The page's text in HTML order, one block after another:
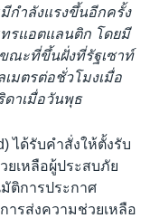
กำลังแรงขึ้นอีกครั้ง
รแอตแลนติก โดยมี
ณะที่ขึ้นฝั่งที่รัฐเซาท์
มตรต่อชั่วโมงเมื่อ
าเมื่อวันพุธ
ได้รับคำสั่งให้ตั้งรับ
ยเหลือผู้ประสบภัย
ติการประกาศ
ารส่งความช่วยเหลือ